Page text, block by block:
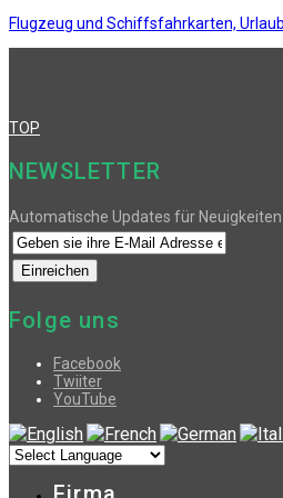
Flugzeug und Schiffsfahrkarten,
TOP
NEWSLETTER
Automatische Updates für
Folge uns
Facebook
Twiiter
YouTube